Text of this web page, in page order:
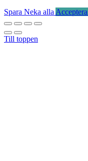
Spara Neka alla
Till toppen